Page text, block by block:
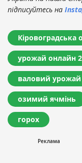
підписуйтесь на
Кіровоградська
урожай онлайн
валовий урожай
озимий ячмінь
горох